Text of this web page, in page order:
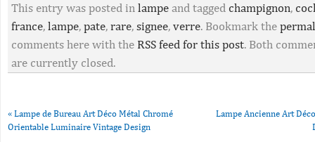
This entry was posted in lampe and tagged champignon,
france, lampe, pate, rare, signee, verre. Bookmark the
comments here with the RSS feed for this post. Both
are currently closed.
« Lampe de Bureau Art Déco Métal Chromé
Orientable Luminaire Vintage Design
Lampe Ancienne Art